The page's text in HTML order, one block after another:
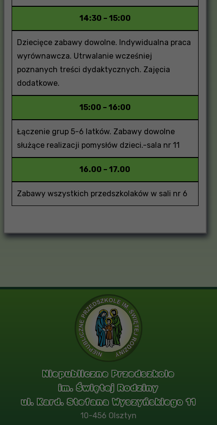
14:30 – 15:00
Dziecięce zabawy dowolne. Indywidualna praca
wyrównawcza. Utrwalanie wcześniej
poznanych treści dydaktycznych. Zajęcia
dodatkowe.
15:00 – 16:00
Łączenie grup 5-6 latków. Zabawy dowolne
służące realizacji pomysłów dzieci.-sala nr 11
16.00 – 17.00
Zabawy wszystkich przedszkolaków w sali nr 6
Niepubliczne Przedszkole
im. Świętej Rodziny
ul. Kard. Stefana Wyszyńskiego 11
10-456 Olsztyn